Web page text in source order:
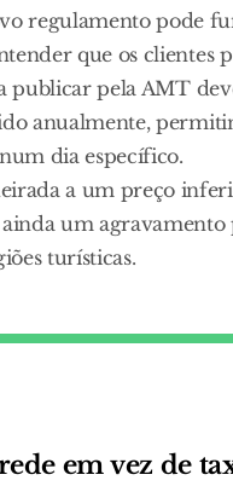
regulamento pode
que os
publicar pela AMT
anualmente,
dia específico.
a um preço
um
turísticas.
em vez de